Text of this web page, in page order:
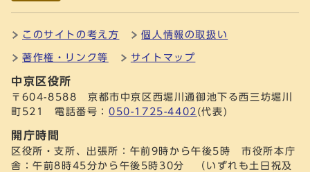
このサイトの考え方 個人情報の取扱い
著作権・リンク等 サイトマップ
中京区役所
〒604-8588 京都市中京区西堀川通御池下る西三坊堀川
町521 電話番号： 050-1725-4402 (代表)
開庁時間
区役所・支所、出張所：午前9時から午後5時 市役所本庁
舎：午前8時45分から午後5時30分 （いずれも土日祝及